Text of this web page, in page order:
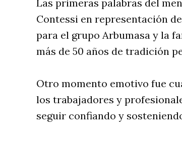
Las primeras palabras del
Contessi en representación
para el grupo Arbumasa y la
más de 50 años de tradición
Otro momento emotivo fue
los trabajadores y
seguir confiando y